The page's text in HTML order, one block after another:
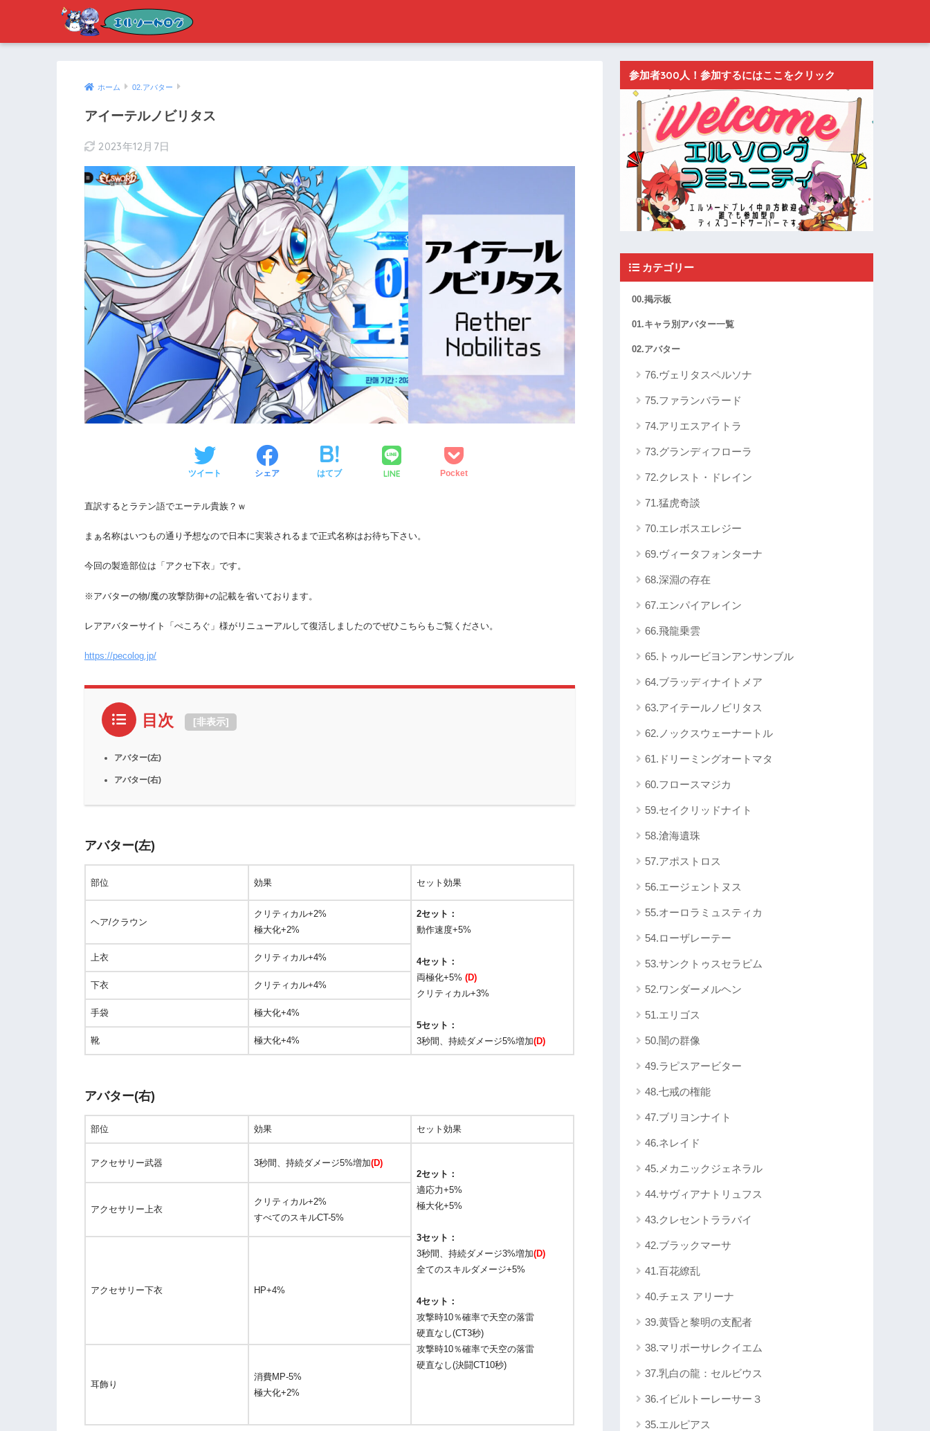
ホーム 02.アバター
アイーテルノビリタス
2023年12月7日
ツイート シェア はてブ LINE Pocket
直訳するとラテン語でエーテル貴族？ｗ
まぁ名称はいつもの通り予想なので日本に実装されるまで正式名称はお待ち下さい。
今回の製造部位は「アクセ下衣」です。
※アバターの物/魔の攻撃防御+の記載を省いております。
レアアバターサイト「ぺころぐ」様がリニューアルして復活しましたのでぜひこちらもご覧ください。
https://pecolog.jp/
目次 [非表示]
アバター(左)
アバター(右)
アバター(左)
部位 効果 セット効果
ヘア/クラウン
クリティカル+2%
極大化+2%
2セット：
動作速度+5%
4セット：
両極化+5% (D)
クリティカル+3%
5セット：
3秒間、持続ダメージ5%増加(D)
上衣 クリティカル+4%
下衣 クリティカル+4%
手袋 極大化+4%
靴 極大化+4%
アバター(右)
部位 効果 セット効果
アクセサリー武器 3秒間、持続ダメージ5%増加(D)
2セット：
適応力+5%
極大化+5%
3セット：
3秒間、持続ダメージ3%増加(D)
全てのスキルダメージ+5%
4セット：
攻撃時10％確率で天空の落雷
硬直なし(CT3秒)
攻撃時10％確率で天空の落雷
硬直なし(決闘CT10秒)
アクセサリー上衣
クリティカル+2%
すべてのスキルCT-5%
アクセサリー下衣 HP+4%
耳飾り
消費MP-5%
極大化+2%
参加者300人！参加するにはここをクリック
カテゴリー
00.掲示板
01.キャラ別アバター一覧
02.アバター
76.ヴェリタスペルソナ
75.ファランバラード
74.アリエスアイトラ
73.グランディフローラ
72.クレスト・ドレイン
71.猛虎奇談
70.エレボスエレジー
69.ヴィータフォンターナ
68.深淵の存在
67.エンパイアレイン
66.飛龍乗雲
65.トゥルービヨンアンサンブル
64.ブラッディナイトメア
63.アイテールノビリタス
62.ノックスウェーナートル
61.ドリーミングオートマタ
60.フロースマジカ
59.セイクリッドナイト
58.滄海遺珠
57.アポストロス
56.エージェントヌス
55.オーロラミュスティカ
54.ローザレーテー
53.サンクトゥスセラピム
52.ワンダーメルヘン
51.エリゴス
50.闇の群像
49.ラピスアービター
48.七戒の権能
47.ブリヨンナイト
46.ネレイド
45.メカニックジェネラル
44.サヴィアナトリュフス
43.クレセントララバイ
42.ブラックマーサ
41.百花繚乱
40.チェス アリーナ
39.黄昏と黎明の支配者
38.マリポーサレクイエム
37.乳白の龍：セルビウス
36.イビルトーレーサー３
35.エルピアス